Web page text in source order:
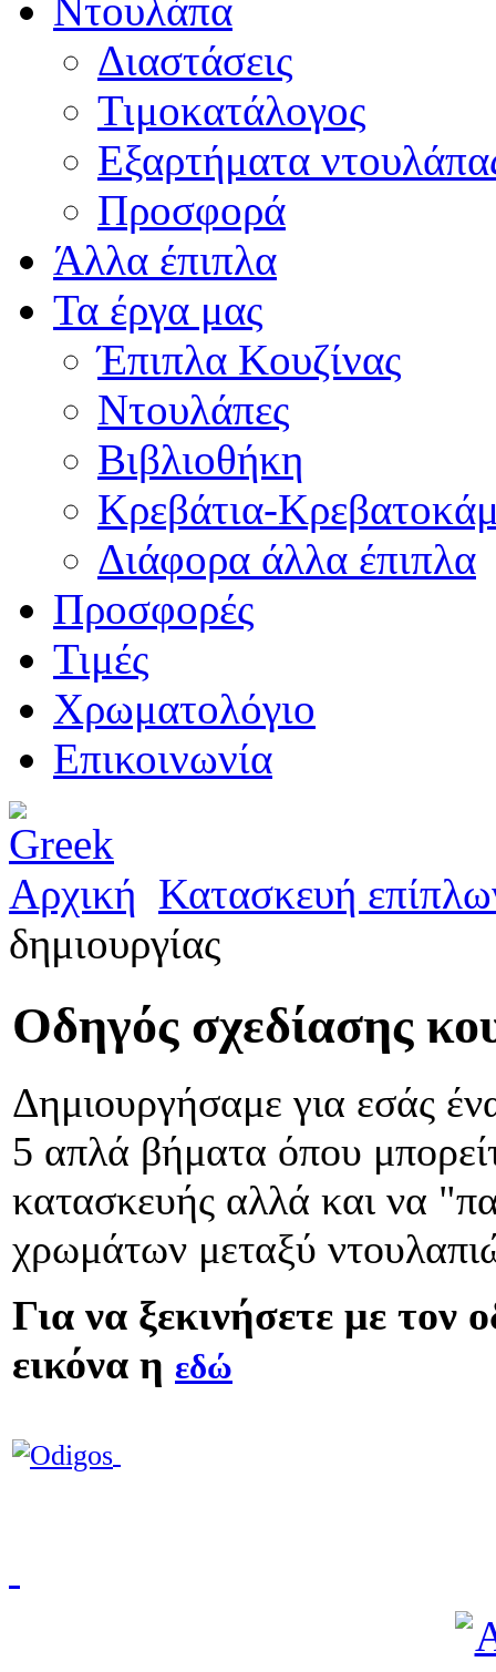
Ντουλάπα
Διαστάσεις
Τιμοκατάλογος
Εξαρτήματα
Προσφορά
Άλλα έπιπλα
Τα έργα μας
Έπιπλα Κουζίνας
Ντουλάπες
Βιβλιοθήκη
Κρεβάτια-
Διάφορα άλλα έπιπλα
Προσφορές
Τιμές
Χρωματολόγιο
Επικοινωνία
Αρχική Κατασκευή
δημιουργίας
Οδηγός σχεδίασης
Δημιουργήσαμε για εσάς
5 απλά βήματα όπου
κατασκευής αλλά και να
χρωμάτων μεταξύ
Για να ξεκινήσετε με τον
εικόνα η εδώ